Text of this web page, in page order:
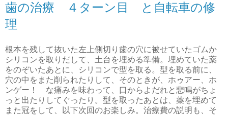
歯の治療 ４ターン目 と自転車の修
理
根本を残して抜いた左上側切り歯の穴に被せていたゴムか
シリコンを取りだして、土台を埋める準備。埋めていた薬
をのぞいたあとに、シリコンで型を取る。型を取る前に、
穴の中をまた削られたりして、そのときが、ホゥアー、ホ
ンゲー！ な痛みを味わって、口からよだれと悲鳴がちょ
っと出たりしてぐったり。型を取ったあとは、薬を埋めて
また冠をして、以下次回のお楽しみ。治療費の説明も、そ